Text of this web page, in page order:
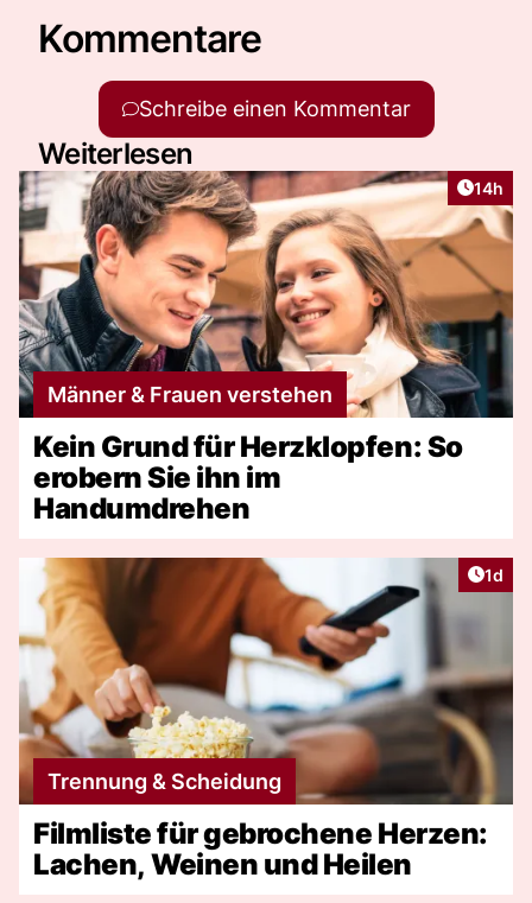
Kommentare
Schreibe einen Kommentar
Weiterlesen
Artikel
14h
Männer & Frauen verstehen
Kein Grund für Herzklopfen: So
erobern Sie ihn im
Handumdrehen
1d
Trennung & Scheidung
Filmliste für gebrochene Herzen:
Lachen, Weinen und Heilen